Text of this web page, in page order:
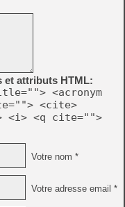
et attributs HTML:
<acronym
<cite>
<i> <q cite="">
Votre nom *
Votre adresse email *